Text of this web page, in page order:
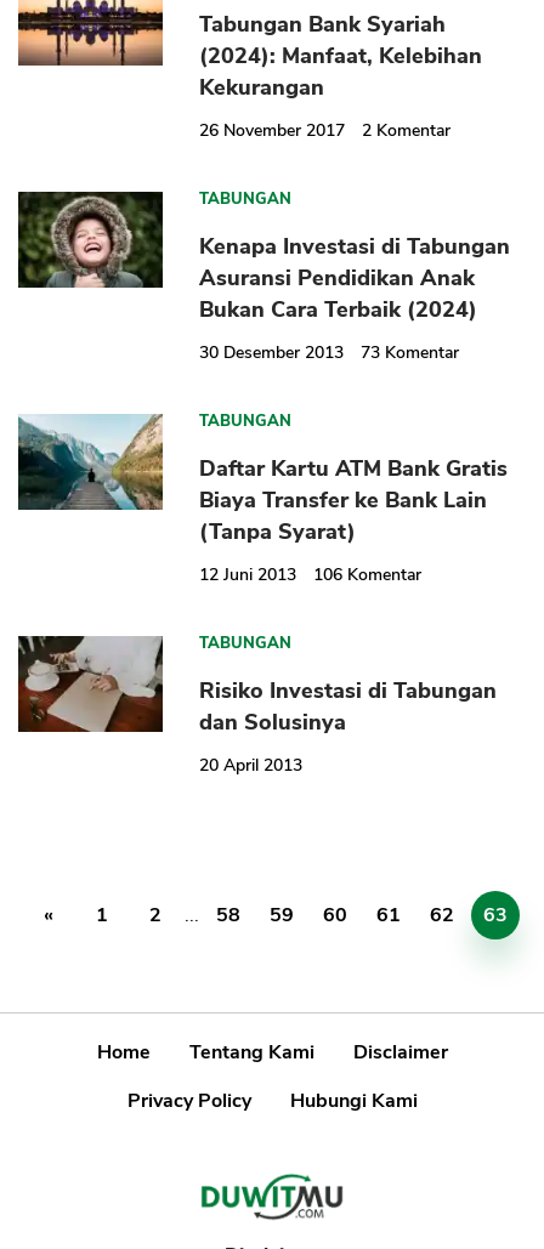
Tabungan Bank Syariah
(2024): Manfaat, Kelebihan
Kekurangan
26 November 2017 2 Komentar
TABUNGAN
Kenapa Investasi di Tabungan
Asuransi Pendidikan Anak
Bukan Cara Terbaik (2024)
30 Desember 2013 73 Komentar
TABUNGAN
Daftar Kartu ATM Bank Gratis
Biaya Transfer ke Bank Lain
(Tanpa Syarat)
12 Juni 2013 106 Komentar
TABUNGAN
Risiko Investasi di Tabungan
dan Solusinya
20 April 2013
« 1 2 ... 58 59 60 61 62 63
Home Tentang Kami
Disclaimer
Privacy Policy
Hubungi Kami